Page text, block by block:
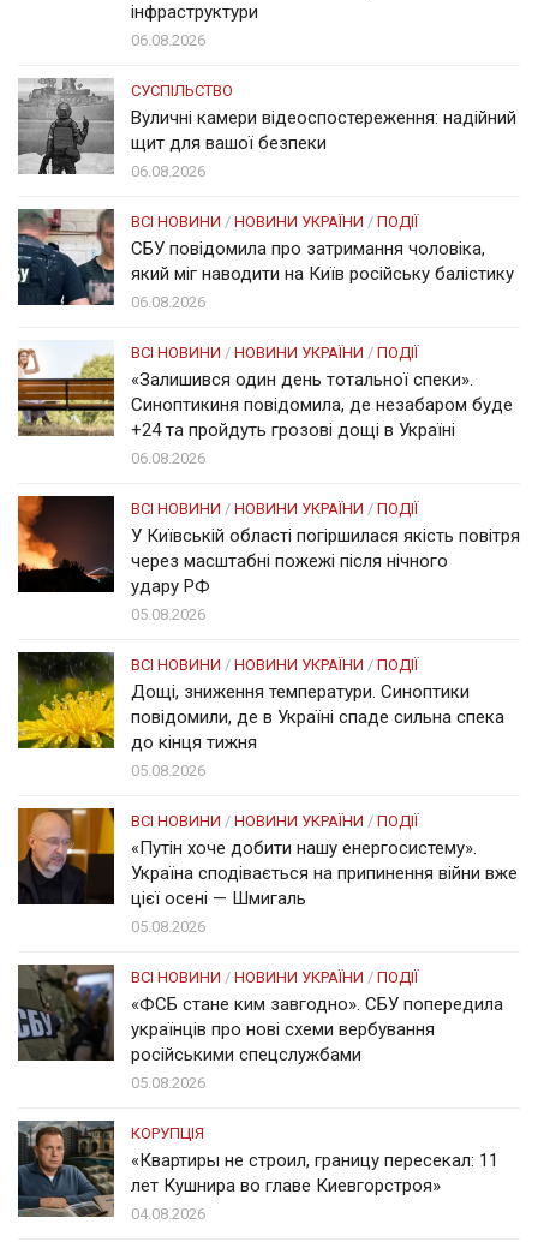
інфраструктури
06.08.2026
СУСПІЛЬСТВО
Вуличні камери відеоспостереження: надійний
щит для вашої безпеки
06.08.2026
ВСІ НОВИНИ / НОВИНИ УКРАЇНИ / ПОДІЇ
СБУ повідомила про затримання чоловіка,
який міг наводити на Київ російську балістику
06.08.2026
ВСІ НОВИНИ / НОВИНИ УКРАЇНИ / ПОДІЇ
«Залишився один день тотальної спеки».
Синоптикиня повідомила, де незабаром буде
+24 та пройдуть грозові дощі в Україні
06.08.2026
ВСІ НОВИНИ / НОВИНИ УКРАЇНИ / ПОДІЇ
У Київській області погіршилася якість повітря
через масштабні пожежі після нічного
удару РФ
05.08.2026
ВСІ НОВИНИ / НОВИНИ УКРАЇНИ / ПОДІЇ
Дощі, зниження температури. Синоптики
повідомили, де в Україні спаде сильна спека
до кінця тижня
05.08.2026
ВСІ НОВИНИ / НОВИНИ УКРАЇНИ / ПОДІЇ
«Путін хоче добити нашу енергосистему».
Україна сподівається на припинення війни вже
цієї осені — Шмигаль
05.08.2026
ВСІ НОВИНИ / НОВИНИ УКРАЇНИ / ПОДІЇ
«ФСБ стане ким завгодно». СБУ попередила
українців про нові схеми вербування
російськими спецслужбами
05.08.2026
КОРУПЦІЯ
«Квартиры не строил, границу пересекал: 11
лет Кушнира во главе Киевгорстроя»
04.08.2026